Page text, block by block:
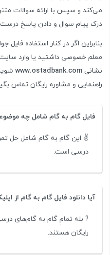
می‌کند و سپس با ارائه سوالات
درک پیام سوال و دادن پاسخ درست
بنابراین اگر در کنار استفاده
معلم خصوصی داشتید یا وارد
نشانی www.ostadbank.com
راهنمایی و مشاوره رایگان تماس
فایل گام به گام شامل چه
✌️ این گام به گام شامل حل
درسی است.
آیا دانلود فایل گام به گام از
?️ بله تمامِ گام به گام‌های
رایگان هستند.